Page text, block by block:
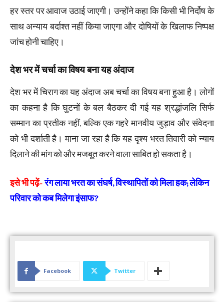
हर स्तर पर आवाज उठाई जाएगी। उन्होंने कहा कि किसी भी निर्दोष के
साथ अन्याय बर्दाश्त नहीं किया जाएगा और दोषियों के खिलाफ निष्पक्ष
जांच होनी चाहिए।
देश भर में चर्चा का विषय बना यह अंदाज
देश भर में चिराग का यह अंदाज अब चर्चा का विषय बना हुआ है। लोगों
का कहना है कि घुटनों के बल बैठकर दी गई यह श्रद्धांजलि सिर्फ
सम्मान का प्रतीक नहीं, बल्कि एक गहरे मानवीय जुड़ाव और संवेदना
को भी दर्शाती है। माना जा रहा है कि यह दृश्य भरत तिवारी को न्याय
दिलाने की मांग को और मजबूत करने वाला साबित हो सकता है।
इसे भी पढ़ें-रंग लाया भरत का संघर्ष, विस्थापितों को मिला हक; लेकिन
परिवार को कब मिलेगा इंसाफ?
Facebook Twitter